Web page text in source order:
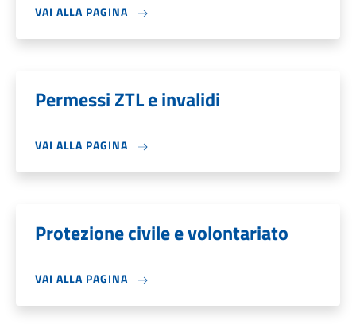
VAI ALLA PAGINA
Permessi ZTL e invalidi
VAI ALLA PAGINA
Protezione civile e volontariato
VAI ALLA PAGINA